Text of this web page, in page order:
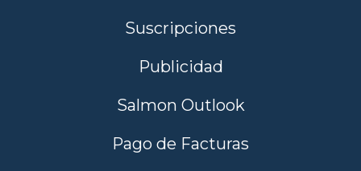
Suscripciones
Publicidad
Salmon Outlook
Pago de Facturas